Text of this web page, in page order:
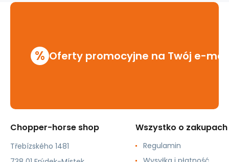
% Oferty promocyjne na Twój e-mail
Chopper-horse shop
Třebízského 1481
Wszystko o zakupach
Regulamin